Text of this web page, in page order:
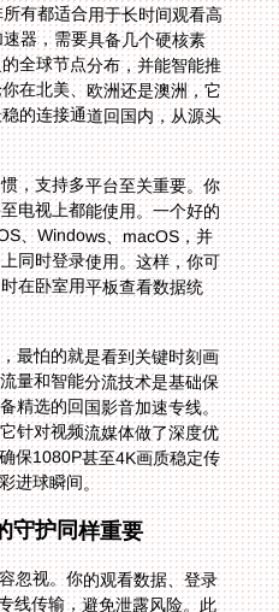
有都适合用于长时间观看高
速器，需要具备几个硬核素
全球节点分布，并能智能推
在北美、欧洲还是澳洲，它
的连接通道回国内，从源头
，支持多平台至关重要。你
电视上都能使用。一个好的
、Windows、macOS，并
同时登录使用。这样，你可
时在卧室用平板查看数据统
最怕的就是看到关键时刻画
量和智能分流技术是基础保
精选的回国影音加速专线。
针对视频流媒体做了深度优
保1080P甚至4K画质稳定传
进球瞬间。
守护同样重要
忽视。你的观看数据、登录
线传输，避免泄露风险。此
实时在线。观看直播遇到突
速响应排查，这比任何华丽